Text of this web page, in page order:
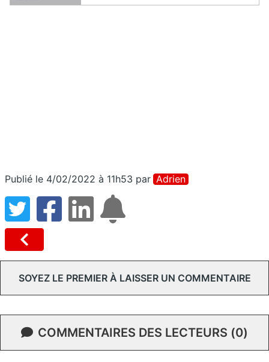
Publié le 4/02/2022 à 11h53 par Adrien
SOYEZ LE PREMIER À LAISSER UN COMMENTAIRE
COMMENTAIRES DES LECTEURS (0)